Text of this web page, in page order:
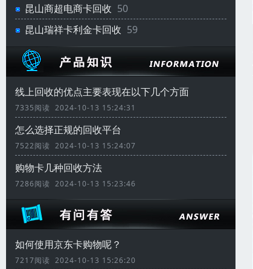
昆山商超电商卡回收 50
昆山瑞祥卡利金卡回收 59
线上回收的优点主要表现在以下几个方面
7335阅读 2024-10-13 15:24:31
怎么选择正规的回收平台
7522阅读 2024-10-13 15:24:07
购物卡几种回收方法
7286阅读 2024-10-13 15:23:46
如何使用京东卡购物呢？
7217阅读 2024-10-13 15:26:20